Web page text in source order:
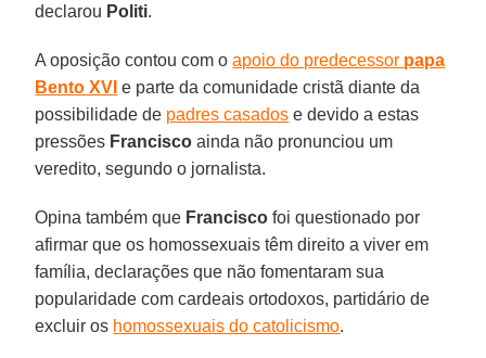
declarou Politi.
A oposição contou com oapoio do predecessor papa
Bento XVI e parte da comunidade cristã diante da
possibilidade de padres casados e devido a estas
pressões Francisco ainda não pronunciou um
veredito, segundo o jornalista.
Opina também que Francisco foi questionado por
afirmar que os homossexuais têm direito a viver em
família, declarações que não fomentaram sua
popularidade com cardeais ortodoxos, partidário de
excluir os homossexuais do catolicismo.